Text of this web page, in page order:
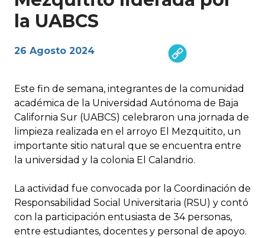
la UABCS
26 Agosto 2024
Este fin de semana, integrantes de la comunidad
académica de la Universidad Autónoma de Baja
California Sur (UABCS) celebraron una jornada de
limpieza realizada en el arroyo El Mezquitito, un
importante sitio natural que se encuentra entre
la universidad y la colonia El Calandrio.
La actividad fue convocada por la Coordinación de
Responsabilidad Social Universitaria (RSU) y contó
con la participación entusiasta de 34 personas,
entre estudiantes, docentes y personal de apoyo.